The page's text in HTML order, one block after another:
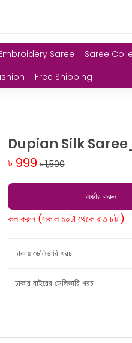
Saree Saree
Free Shipping
Dupian Silk
৳ 999 ৳ 1,500
অর্ডার করুন
কল করুন (সকাল ১০টা থেকে রাত ৮টা)
ঢাকায় ডেলিভারি খরচ
ঢাকার বাইরের ডেলিভারি খরচ